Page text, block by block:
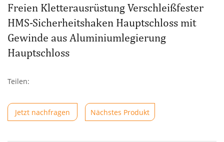
Freien Kletterausrüstung Verschleißfester
HMS-Sicherheitshaken Hauptschloss mit
Gewinde aus Aluminiumlegierung
Hauptschloss
Teilen:
Jetzt nachfragen Nächstes Produkt